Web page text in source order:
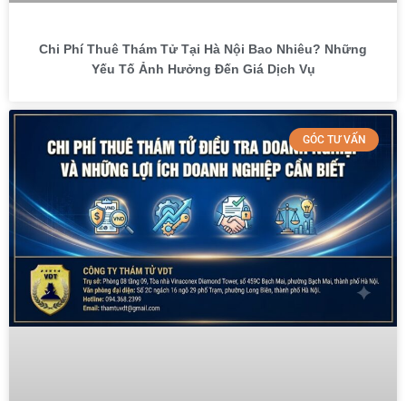
Chi Phí Thuê Thám Tử Tại Hà Nội Bao Nhiêu? Những
Yếu Tố Ảnh Hưởng Đến Giá Dịch Vụ
GÓC TƯ VẤN